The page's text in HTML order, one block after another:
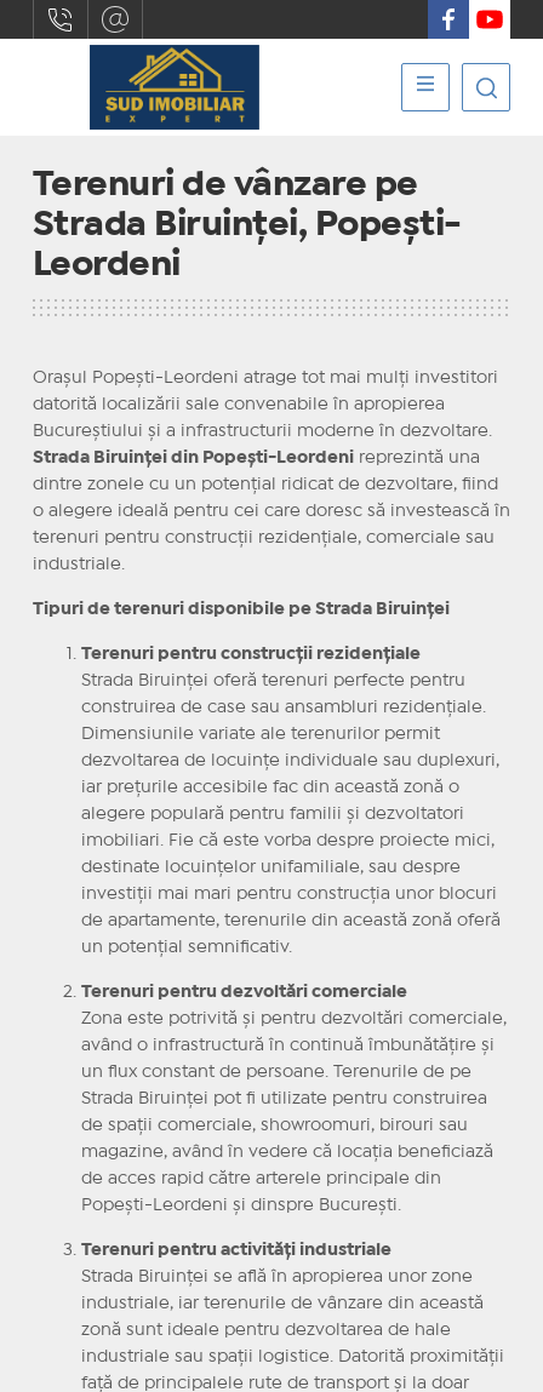
Terenuri de vânzare pe
Strada Biruinței, Popești-
Leordeni
Orașul Popești-Leordeni atrage tot mai mulți investitori
datorită localizării sale convenabile în apropierea
Bucureștiului și a infrastructurii moderne în dezvoltare.
Strada Biruinței din Popești-Leordenireprezintă una
dintre zonele cu un potențial ridicat de dezvoltare, fiind
o alegere ideală pentru cei care doresc să investească în
terenuri pentru construcții rezidențiale, comerciale sau
industriale.
Tipuri de terenuri disponibile pe Strada Biruinței
Terenuri pentru construcții rezidențiale
Strada Biruinței oferă terenuri perfecte pentru
construirea de case sau ansambluri rezidențiale.
Dimensiunile variate ale terenurilor permit
dezvoltarea de locuințe individuale sau duplexuri,
iar prețurile accesibile fac din această zonă o
alegere populară pentru familii și dezvoltatori
imobiliari. Fie că este vorba despre proiecte mici,
destinate locuințelor unifamiliale, sau despre
investiții mai mari pentru construcția unor blocuri
de apartamente, terenurile din această zonă oferă
un potențial semnificativ.
Terenuri pentru dezvoltări comerciale
Zona este potrivită și pentru dezvoltări comerciale,
având o infrastructură în continuă îmbunătățire și
un flux constant de persoane. Terenurile de pe
Strada Biruinței pot fi utilizate pentru construirea
de spații comerciale, showroomuri, birouri sau
magazine, având în vedere că locația beneficiază
de acces rapid către arterele principale din
Popești-Leordeni și dinspre București.
Terenuri pentru activități industriale
Strada Biruinței se află în apropierea unor zone
industriale, iar terenurile de vânzare din această
zonă sunt ideale pentru dezvoltarea de hale
industriale sau spații logistice. Datorită proximității
față de principalele rute de transport și la doar